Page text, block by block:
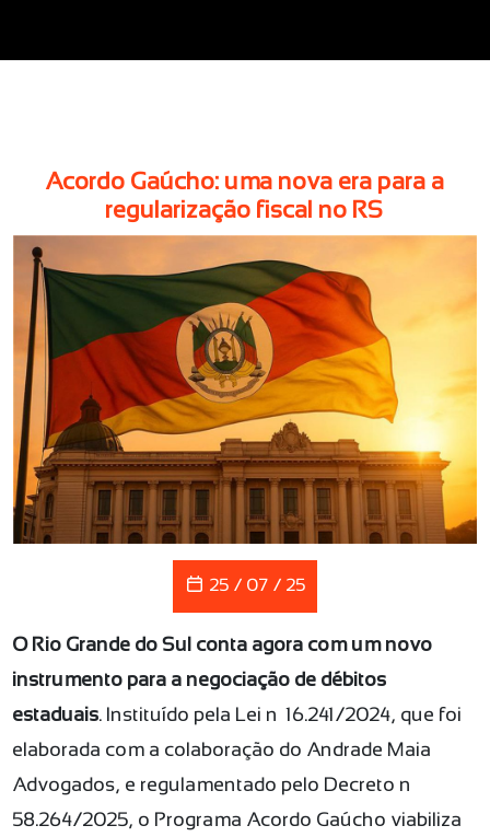
Acordo Gaúcho: uma nova era para a
regularização fiscal no RS
25 / 07 / 25
O Rio Grande do Sul conta agora com um novo
instrumento para a negociação de débitos
estaduais. Instituído pela Lei nº 16.241/2024, que foi
elaborada com a colaboração do Andrade Maia
Advogados, e regulamentado pelo Decreto nº
58.264/2025, o Programa Acordo Gaúcho viabiliza